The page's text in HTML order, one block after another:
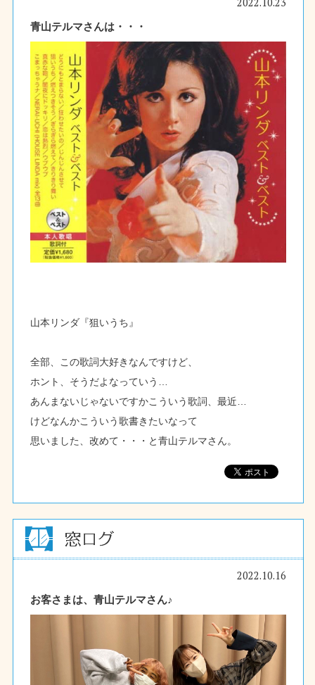
青山テルマさんは・・・
山本リンダ『狙いうち』
全部、この歌詞大好きなんですけど、
ホント、そうだよなっていう…
あんまないじゃないですかこういう歌詞、最近…
けどなんかこういう歌書きたいなって
思いました、改めて・・・と青山テルマさん。
2022.10.16
お客さまは、青山テルマさん♪